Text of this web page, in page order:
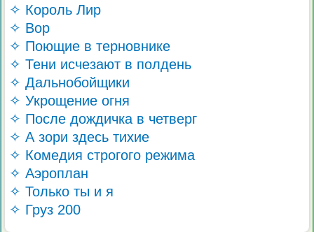
✧ Король Лир
✧ Вор
✧ Поющие в терновнике
✧ Тени исчезают в полдень
✧ Дальнобойщики
✧ Укрощение огня
✧ После дождичка в четверг
✧ А зори здесь тихие
✧ Комедия строгого режима
✧ Аэроплан
✧ Только ты и я
✧ Груз 200